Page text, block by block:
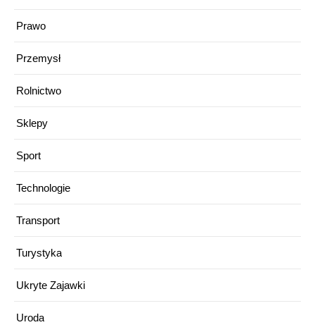
Prawo
Przemysł
Rolnictwo
Sklepy
Sport
Technologie
Transport
Turystyka
Ukryte Zajawki
Uroda